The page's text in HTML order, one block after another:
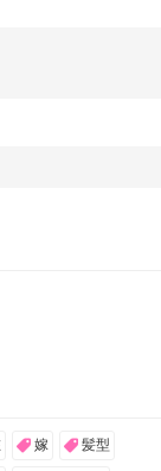
嫁 髪型